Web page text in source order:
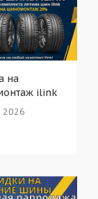
на
ilink